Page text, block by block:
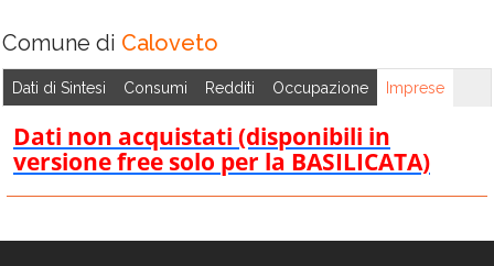
Cariati
Carolei
Carpanzano
Casali del Manco
Cassano all'Ionio
Mandatoriccio
Mangone
Marano
Marchesato
Marano
Argentano
Finita
San Nicola Arcella
Comune di Caloveto
Dati di Sintesi Consumi Redditi Occupazione Imprese
Dati non acquistati (disponibili in
versione free solo per la BASILICATA)